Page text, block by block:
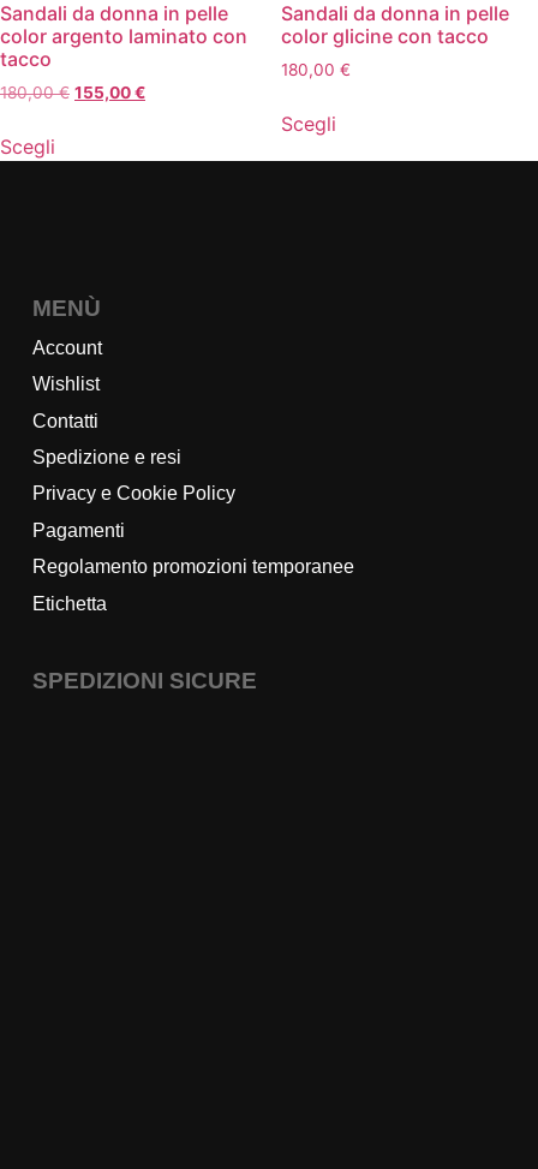
Sandali da donna in pelle
color argento laminato con
tacco
180,00€ 155,00€
Scegli
Sandali da donna in pelle
color glicine con tacco
180,00 €
Scegli
MENÙ
Account
Wishlist
Contatti
Spedizione e resi
Privacy e Cookie Policy
Pagamenti
Regolamento promozioni temporanee
Etichetta
SPEDIZIONI SICURE